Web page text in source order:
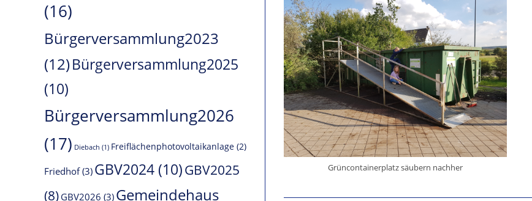
(16)
Bürgerversammlung2023
(12)Bürgerversammlung2025
(10)
Bürgerversammlung2026
(17) Diebach (1) Freiflächenphotovoltaikanlage (2)
Friedhof(3)GBV2024 (10)GBV2025
(8)GBV2026 (3)Gemeindehaus
Grüncontainerplatz säubern nachher